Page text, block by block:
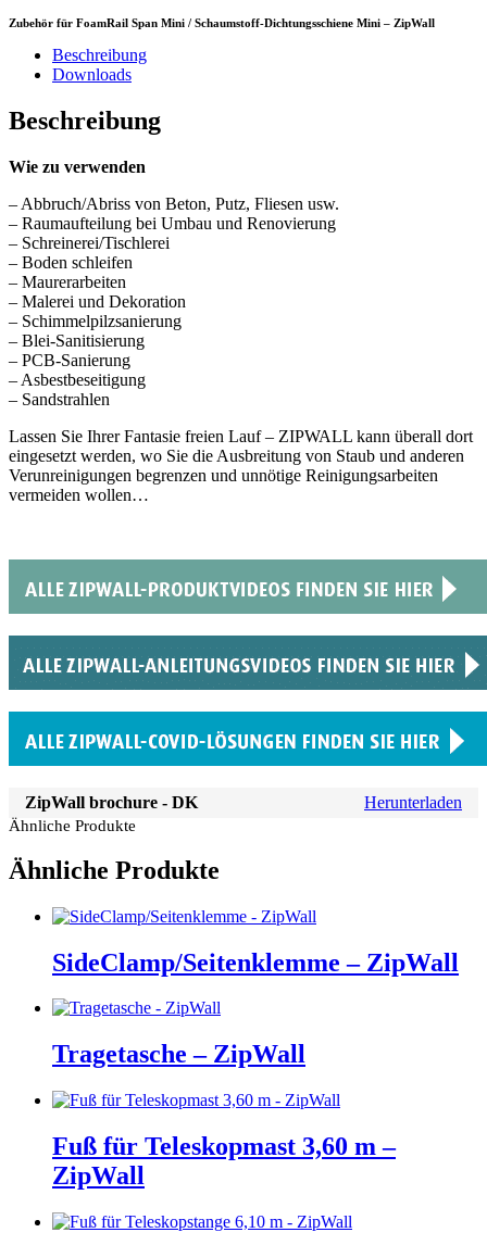
Zubehör für FoamRail Span Mini / Schaumstoff-Dichtungsschiene Mini – ZipWall
Beschreibung
Downloads
Beschreibung
Wie zu verwenden
– Abbruch/Abriss von Beton, Putz, Fliesen usw.
– Raumaufteilung bei Umbau und Renovierung
– Schreinerei/Tischlerei
– Boden schleifen
– Maurerarbeiten
– Malerei und Dekoration
– Schimmelpilzsanierung
– Blei-Sanitisierung
– PCB-Sanierung
– Asbestbeseitigung
– Sandstrahlen
Lassen Sie Ihrer Fantasie freien Lauf – ZIPWALL kann überall dort
eingesetzt werden, wo Sie die Ausbreitung von Staub und anderen
Verunreinigungen begrenzen und unnötige Reinigungsarbeiten
vermeiden wollen…
ZipWall brochure - DK Herunterladen
Ähnliche Produkte
Ähnliche Produkte
SideClamp/Seitenklemme – ZipWall
Tragetasche – ZipWall
Fuß für Teleskopmast 3,60 m –
ZipWall